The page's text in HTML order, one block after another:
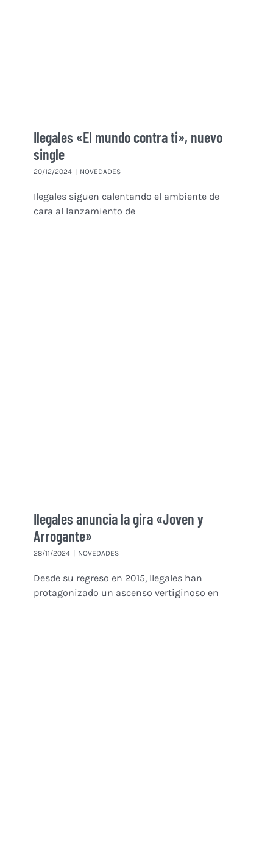
Ilegales «El mundo contra ti», nuevo
single
20/12/2024 | NOVEDADES
Ilegales siguen calentando el ambiente de
cara al lanzamiento de
Ilegales anuncia la gira «Joven y
Arrogante»
28/11/2024 | NOVEDADES
Desde su regreso en 2015, Ilegales han
protagonizado un ascenso vertiginoso en